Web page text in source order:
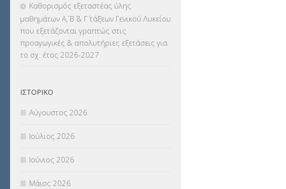
ΜΕΤΑΤΑΞΕΙΣ(87)
ΜΕΤΑΦΟΡΑ ΜΑΘΗΤΩΝ(3)
ΝΟΜΟΘΕΣΙΑ(66)
Καθορισμός εξεταστέας ύλης
μαθημάτων Α΄, Β΄ & Γ΄ τάξεων Γενικού Λυκείου
που εξετάζονται γραπτώς στις
προαγωγικές & απολυτήριες εξετάσεις για
το σχ. έτος 2026-2027
ΙΣΤΟΡΙΚΌ
Αύγουστος 2026
Ιούλιος 2026
Ιούνιος 2026
Μάιος 2026